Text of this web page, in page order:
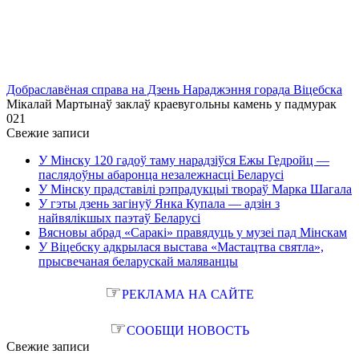
Добраславёная справа на Дзень Нараджэння горада Віцебска
Мікалай Мартынаў заклаў краевугольны камень у падмурак
021
Свежие записи
У Мінску 120 гадоў таму нарадзіўся Ежы Гедройц —
паслядоўны абаронца незалежнасці Беларусі
У Мінску прадставілі рэпрадукцыі твораў Марка Шагала
У гэты дзень загінуў Янка Купала — адзін з
найвялікшых паэтаў Беларусі
Вясновы абрад «Саракі» правядуць у музеі пад Мінскам
У Віцебску адкрылася выстава «Мастацтва святла»,
прысвечаная беларускай маляванцы
☞РЕКЛАМА НА САЙТЕ
☞СООБЩИ НОВОСТЬ
Свежие записи